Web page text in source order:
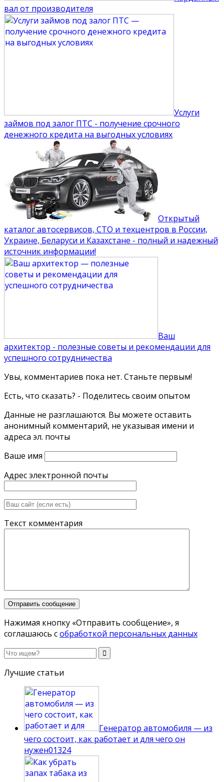
вал от производителя
Услуги
займов под залог ПТС - получение срочного
денежного кредита на выгодных условиях
Открытый
каталог автосервисов, СТО и техцентров в России,
Украине, Беларуси и Казахстане - полный и надежный
источник информации!
Ваш
архитектор - полезные советы и рекомендации для
успешного сотрудничества
Увы, комментариев пока нет. Станьте первым!
Есть, что сказать? - Поделитесь своим опытом
Данные не разглашаются. Вы можете оставить
анонимный комментарий, не указывая имени и
адреса эл. почты
Ваше имя
Адрес электронной почты
Текст комментария
Нажимая кнопку «Отправить сообщение», я
соглашаюсь собработкой персональных данных
Лучшие статьи
Генератор автомобиля — из
чего состоит, как работает и для чего он
нужен01324